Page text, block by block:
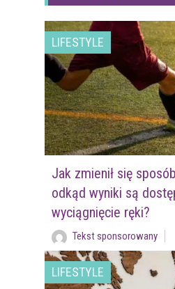
LIFESTYLE
Jak zmienił się
odkąd wyniki są
wyciągnięcie ręki?
Tekst sponsorowany
LIFESTYLE